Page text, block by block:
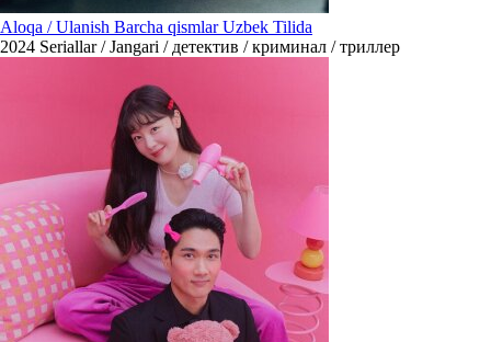
Aloqa / Ulanish Barcha qismlar Uzbek Tilida
2024 Seriallar / Jangari / детектив / криминал / триллер